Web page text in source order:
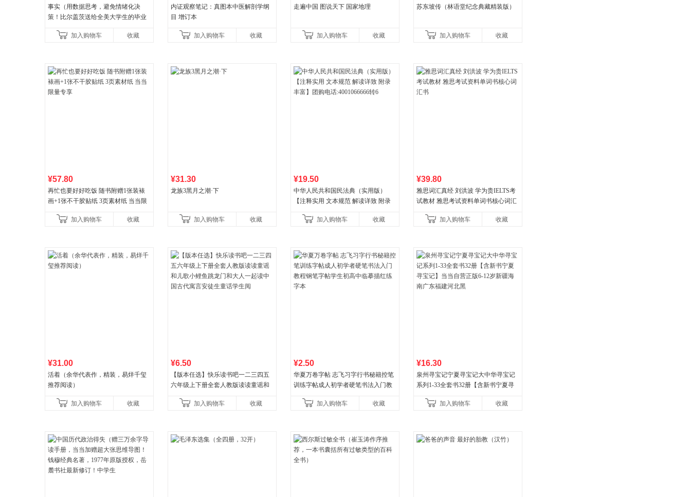
事实（用数据思考，避免情绪化决
策！比尔盖茨送给全美大学生的毕业
书！）读客经管文库
加入购物车 收藏
内证观察笔记：真图本中医解剖学纲
目 增订本
加入购物车 收藏
走遍中国 图说天下 国家地理
加入购物车 收藏
苏东坡传（林语堂纪念典藏精装版）
加入购物车 收藏
¥57.80
再忙也要好好吃饭 随书附赠1张装裱
画+1张不干胶贴纸 3页素材纸 当当限
加入购物车
收藏
¥31.30
龙族3黑月之潮·下
加入购物车 收藏
¥19.50
中华人民共和国民法典（实用版）
【注释实用 文本规范 解读详致 附录
加入购物车
收藏
¥39.80
雅思词汇真经 刘洪波 学为贵IELTS考
试教材 雅思考试资料单词书核心词汇
加入购物车
收藏
¥31.00
活着（余华代表作，精装，易烊千玺
推荐阅读）
加入购物车 收藏
¥6.50
【版本任选】快乐读书吧一二三四五
六年级上下册全套人教版读读童谣和
古代寓言安徒生童话学生阅
加入购物车 收藏
¥2.50
华夏万卷字帖 志飞习字行书秘籍控笔
训练字帖成人初学者硬笔书法入门教
加入购物车 收藏
¥16.30
泉州寻宝记宁夏寻宝记大中华寻宝记
系列1-33全套书32册【含新书宁夏寻
广东福建河北黑
加入购物车 收藏